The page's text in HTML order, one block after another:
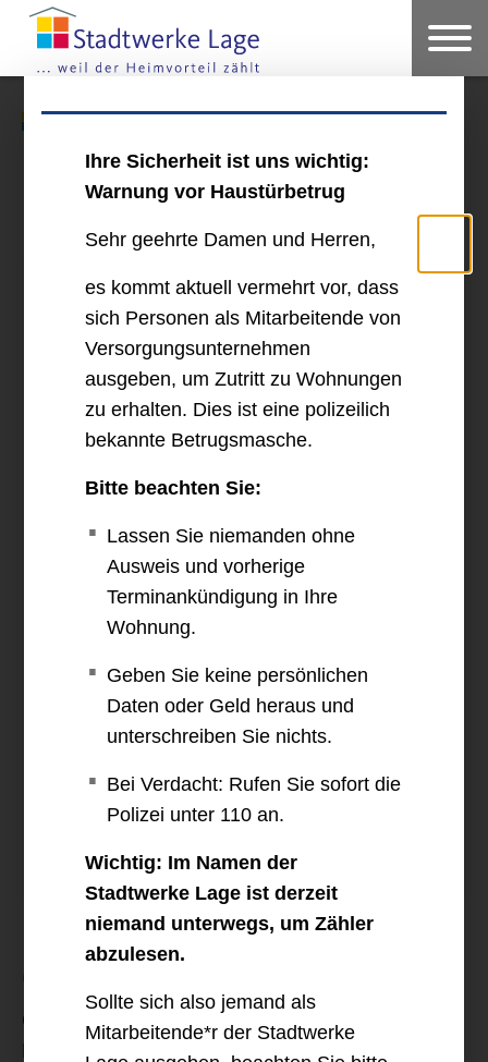
NETZNUTZUNG
Grundlagen
Allgemeine Bedingungen
Preisblätter Netzentgelte
Ausspeisevertrag
Dienstleistungen und Bilanzausgleich
Grundlagen für Erdgastransporte und die
Erdgasverteilung sind das
Ihre Sicherheit ist uns wichtig:
Warnung vor Haustürbetrug
Sehr geehrte Damen und Herren,
es kommt aktuell vermehrt vor, dass
sich Personen als Mitarbeitende von
Versorgungsunternehmen
ausgeben, um Zutritt zu Wohnungen
zu erhalten. Dies ist eine polizeilich
bekannte Betrugsmasche.
Bitte beachten Sie:
Lassen Sie niemanden ohne
Ausweis und vorherige
Terminankündigung in Ihre
Wohnung.
Geben Sie keine persönlichen
Daten oder Geld heraus und
unterschreiben Sie nichts.
Bei Verdacht: Rufen Sie sofort die
Polizei unter 110 an.
Wichtig: Im Namen der
Stadtwerke Lage ist derzeit
niemand unterwegs, um Zähler
abzulesen.
Sollte sich also jemand als
Mitarbeitende*r der Stadtwerke